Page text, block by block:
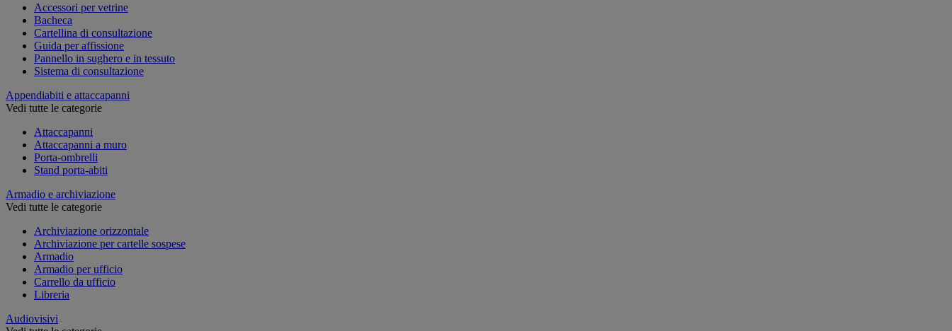
Accessori per vetrine
Bacheca
Cartellina di consultazione
Guida per affissione
Pannello in sughero e in tessuto
Sistema di consultazione
Appendiabiti e attaccapanni
Vedi tutte le categorie
Attaccapanni
Attaccapanni a muro
Porta-ombrelli
Stand porta-abiti
Armadio e archiviazione
Vedi tutte le categorie
Archiviazione orizzontale
Archiviazione per cartelle sospese
Armadio
Armadio per ufficio
Carrello da ufficio
Libreria
Audiovisivi